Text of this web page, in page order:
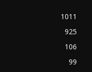
1011
925
106
99